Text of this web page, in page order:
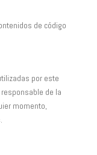
de código
por este
de la
momento,